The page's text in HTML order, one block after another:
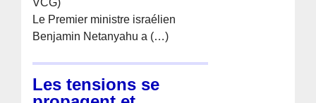
Le Premier ministre israélien
Benjamin Netanyahu a (…)
Les tensions se